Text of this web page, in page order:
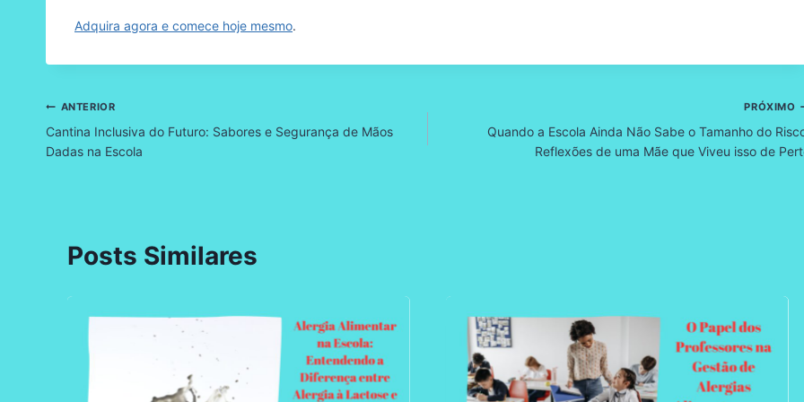
Adquira agora e comece hoje mesmo.
Navegação
de
ANTERIOR
Cantina Inclusiva do Futuro: Sabores e Segurança de Mãos
Dadas na Escola
PRÓXIMO
Quando a Escola Ainda Não Sabe o Tamanho do
Reflexões de uma Mãe que Viveu isso de
Posts Similares